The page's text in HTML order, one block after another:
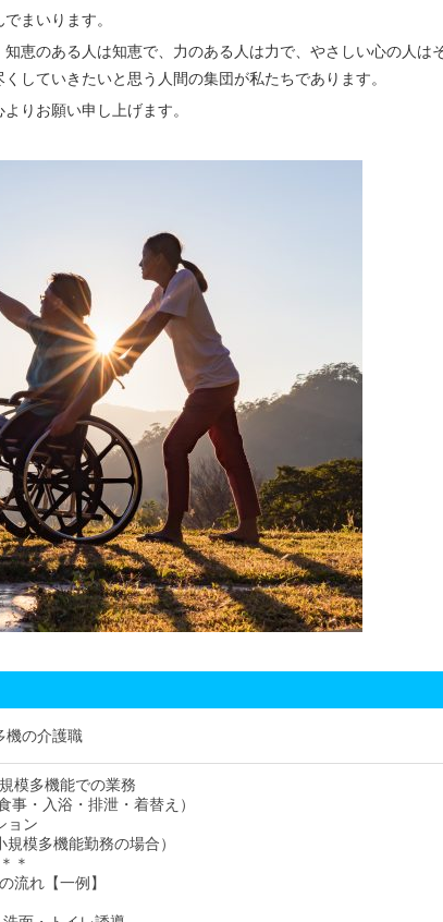
まいります。
恵のある人は知恵で、力のある人は力で、やさしい心の人は
していきたいと思う人間の集団が私たちであります。
りお願い申し上げます。
機の介護職
模多機能での業務
事・入浴・排泄・着替え）
ョン
模多機能勤務の場合）
＊
流れ【一例】